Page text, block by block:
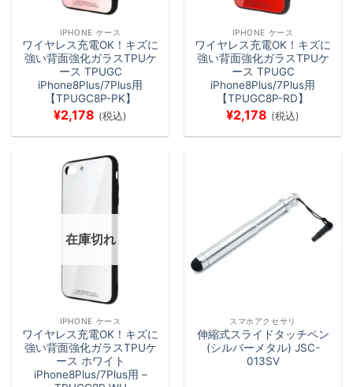
IPHONE ケース
ワイヤレス充電OK！キズに
強い背面強化ガラスTPUケ
ース TPUGC
iPhone8Plus/7Plus用
【TPUGC8P-PK】
¥2,178 (税込)
IPHONE ケース
ワイヤレス充電OK！キズに
強い背面強化ガラスTPUケ
ース TPUGC
iPhone8Plus/7Plus用
【TPUGC8P-RD】
¥2,178 (税込)
在庫切れ
IPHONE ケース
ワイヤレス充電OK！キズに
強い背面強化ガラスTPUケ
ース ホワイト
iPhone8Plus/7Plus用 –
スマホアクセサリ
伸縮式スライドタッチペン
(シルバーメタル) JSC-
013SV